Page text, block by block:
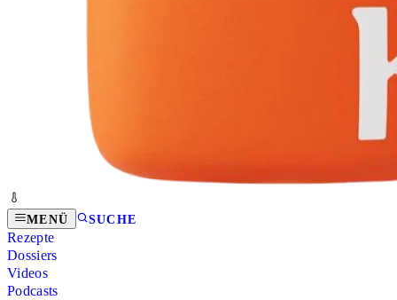
MENÜ SUCHE
Rezepte
Dossiers
Videos
Podcasts